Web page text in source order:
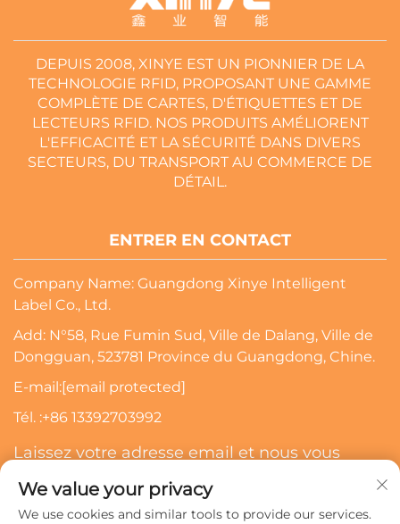
DEPUIS 2008, XINYE EST UN PIONNIER DE LA
TECHNOLOGIE RFID, PROPOSANT UNE GAMME
COMPLÈTE DE CARTES, D'ÉTIQUETTES ET DE
LECTEURS RFID. NOS PRODUITS AMÉLIORENT
L'EFFICACITÉ ET LA SÉCURITÉ DANS DIVERS
SECTEURS, DU TRANSPORT AU COMMERCE DE
DÉTAIL.
ENTRER EN CONTACT
Company Name: Guangdong Xinye Intelligent
Label Co., Ltd.
Add: N°58, Rue Fumin Sud, Ville de Dalang, Ville de
Dongguan, 523781 Province du Guangdong, Chine.
E-mail:[email protected]
Tél. :+86 13392703992
Laissez votre adresse email et nous vous
S’abonner
We value your privacy
We use cookies and similar tools to provide our services.